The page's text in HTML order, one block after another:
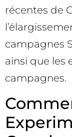
récentes de
campagnes
ainsi que les
campagnes.